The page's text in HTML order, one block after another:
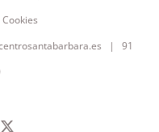
Cookies
| 91